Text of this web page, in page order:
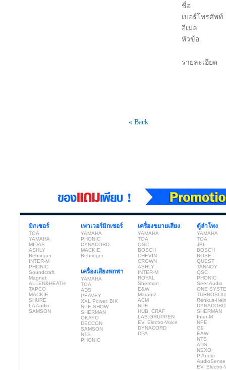
ชื่อ
เบอร์โทรศัพท์
อีเมล
หัวข้อ
รายละเอียด
« Back
มิกเซอร์
TOA
YAMAHA
MIDAS
ASHLY
Behringer
INTER-M
PHONIC
Soundcraft
Magnet
ALLEN&HEATH
TAPCO
MACKIE
SHURE
LA Audio
SAMSON
เพาเวอร์มิกเซอร์
YAMAHA
PHONIC
DYNACORD
MACKIE
Behringer
เครื่องเสียงพกพา
YAMAHA
TOA
ADS
PEAVEY
XXL Power, BIK
NPE-SHOW
SHERMAN
OKAYO
DECCON
SAMSON
NTS
PHONIC
เครื่องขยายเสียง
YAMAHA
TOA
QSC
BOSCH
CHEVIN
CROWN
ASHLY
INTER-M
ROYAL
Sherman
E&W
Marantz
ACM
NPE
HUB, CRAF
LAB.GRUPPEN
EV, Electro-Voice
DYNACORD
DPA
ตู้ลำโพง
YAMAHA
TOA
JBL
BOSCH
BOSE
QUEST
TANNOY
QSC
PHONIC
Seer Audio
ONE
Renkus-
DYNACORD
SHERMAN
Inter-M
NPE
G9
EAW
NTS
ADS
NEXO
P Audio
AudioSense
EV, Electro-